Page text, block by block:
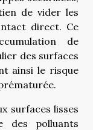
de vider les
direct. Ce
de
des surfaces
ainsi le risque
surfaces lisses
des polluants